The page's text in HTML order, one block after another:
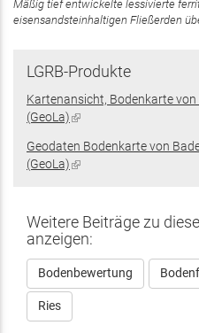
Mäßig tief entwickelte lessivierte
eisensandsteinhaltigen Fließerden
LGRB-Produkte
Kartenansicht, Bodenkarte
(GeoLa)(Link
extern)
Geodaten Bodenkarte von
(GeoLa)(Link
Weitere Beiträge zu
anzeigen:
Bodenbewertung
Ries